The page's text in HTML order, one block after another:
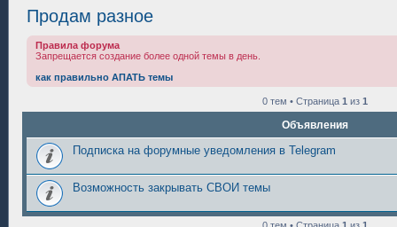
Продам разное
Правила форума
Запрещается создание более одной темы в день.
как правильно АПАТЬ темы
0 тем • Страница 1 из 1
Объявления
Подписка на форумные уведомления в Telegram
Возможность закрывать СВОИ темы